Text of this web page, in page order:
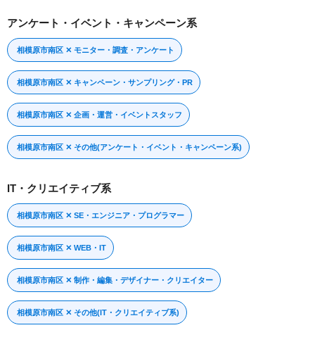
アンケート・イベント・キャンペーン系
相模原市南区 ✕ モニター・調査・アンケート
相模原市南区 ✕ キャンペーン・サンプリング・PR
相模原市南区 ✕ 企画・運営・イベントスタッフ
相模原市南区 ✕ その他(アンケート・イベント・キャンペーン系)
IT・クリエイティブ系
相模原市南区 ✕ SE・エンジニア・プログラマー
相模原市南区 ✕ WEB・IT
相模原市南区 ✕ 制作・編集・デザイナー・クリエイター
相模原市南区 ✕ その他(IT・クリエイティブ系)